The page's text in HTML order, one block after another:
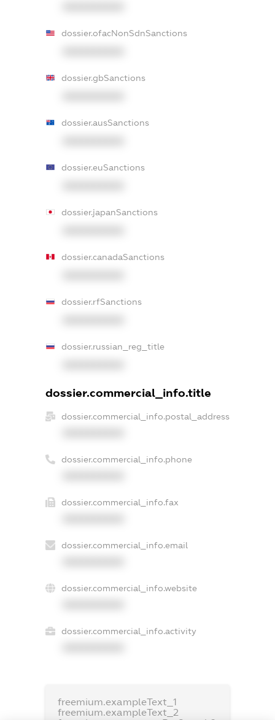
dossier.ofacNonSdnSanctions
dossier.gbSanctions
dossier.ausSanctions
dossier.euSanctions
dossier.japanSanctions
dossier.canadaSanctions
dossier.rfSanctions
dossier.russian_reg_title
dossier.commercial_info.title
dossier.commercial_info.postal_address
dossier.commercial_info.phone
dossier.commercial_info.fax
dossier.commercial_info.email
dossier.commercial_info.website
dossier.commercial_info.activity
freemium.exampleText_1
freemium.exampleText_2